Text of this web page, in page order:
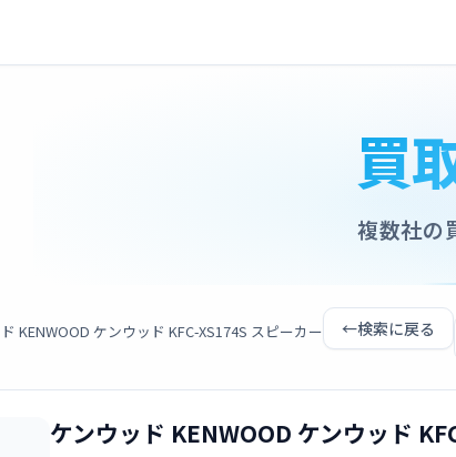
買
複数社の
KENWOOD ケンウッド KFC-XS174S スピーカー ←検索に戻る
ケンウッド KENWOOD ケンウッド